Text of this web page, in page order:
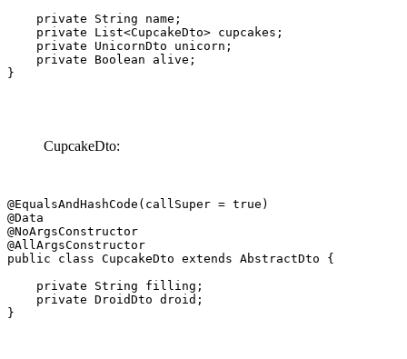
    private String name;
    private List<CupcakeDto> cupcakes;
    private UnicornDto unicorn;
    private Boolean alive;
}
CupcakeDto:
@EqualsAndHashCode(callSuper = true)
@Data
@NoArgsConstructor
@AllArgsConstructor
public class CupcakeDto extends AbstractDto {
    private String filling;
    private DroidDto droid;
}